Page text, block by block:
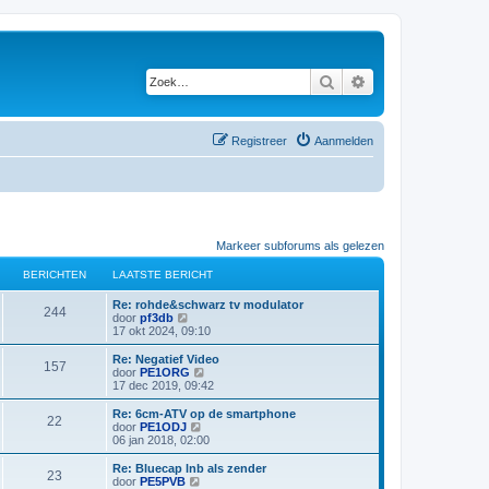
Zoek
Aanmelden
Registreer
Markeer subforums als gelezen
BERICHTEN LAATSTE BERICHT
244B
r
i
h
L
a
a
t
s
t
e
e
r
i
c
t
Re: rohde&schwarz tv modulator
door pf3db
e
k
i
k
a
t
s
e
b
17 okt 2024, 09:10
157B
i
L
a
a
t
s
t
e
e
r
Re: Negatief Video
door PE1ORG
e
k
k
a
17 dec 2019, 09:42
22
L
a
a
t
s
t
Re: 6cm-ATV op de smartphone
door PE1ODJ
e
k
i
06 jan 2018, 02:00
23
L
a
Re: Bluecap lnb als zender
door PE5PVB